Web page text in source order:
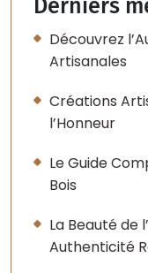
Derniers
Découvrez
Artisanales
Créations
l’Honneur
Le Guide
Bois
La Beauté de
Authenticité